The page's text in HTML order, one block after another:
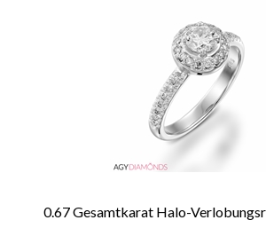
0.67 Gesamtkarat Halo-